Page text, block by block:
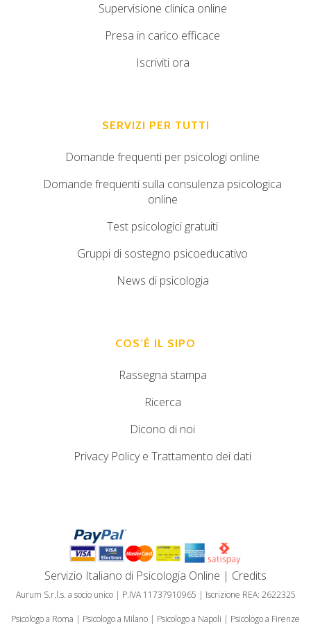
Supervisione clinica online
Presa in carico efficace
Iscriviti ora
SERVIZI PER TUTTI
Domande frequenti per psicologi online
Domande frequenti sulla consulenza psicologica
online
Test psicologici gratuiti
Gruppi di sostegno psicoeducativo
News di psicologia
COS’È IL SIPO
Rassegna stampa
Ricerca
Dicono di noi
Privacy Policy e Trattamento dei dati
Servizio Italiano di Psicologia Online | Credits
Aurum S.r.l.s. a socio unico | P.IVA 11737910965 | Iscrizione REA: 2622325
Psicologo a Roma Psicologo a Milano Psicologo a Napoli Psicologo a Firenze